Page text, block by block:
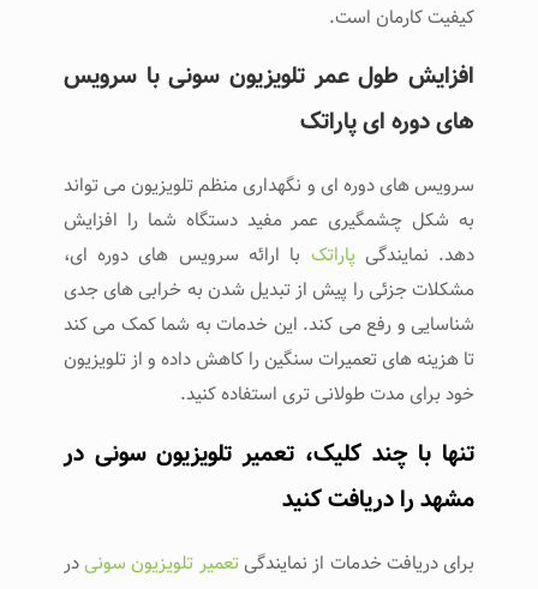
کیفیت کارمان است.
افزایش طول عمر تلویزیون سونی با سرویس
‌های دوره ‌ای پاراتک
سرویس‌ های دوره‌ ای و نگهداری منظم تلویزیون می ‌تواند
به شکل چشمگیری عمر مفید دستگاه شما را افزایش
دهد. نمایندگی پاراتک با ارائه سرویس ‌های دوره ‌ای،
مشکلات جزئی را پیش از تبدیل شدن به خرابی ‌های جدی
شناسایی و رفع می ‌کند. این خدمات به شما کمک می ‌کند
تا هزینه ‌های تعمیرات سنگین را کاهش داده و از تلویزیون
خود برای مدت طولانی ‌تری استفاده کنید.
تنها با چند کلیک، تعمیر تلویزیون سونی در
مشهد را دریافت کنید
برای دریافت خدمات از نمایندگیتعمیر تلویزیون سونی در